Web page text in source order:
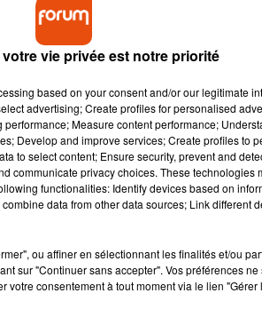
spectacle mêlant personnages
de Bourges! Clara Luciani, Adé,
aux Salons Curnonsky place Maurice
vie privée est notre priorité
based on your consent and/or our legitimate
advertising; Create profiles for personalised
Measure content performance;
Develop and improve services; Create profiles to
to select content; Ensure security, prevent and
communicate privacy choices. These technologies
functionalities: Identify devices based on
data from other data sources; Link different
ou affiner en sélectionnant les finalités et/ou
sur "Continuer sans accepter". Vos préférences
votre consentement à tout moment via le lien